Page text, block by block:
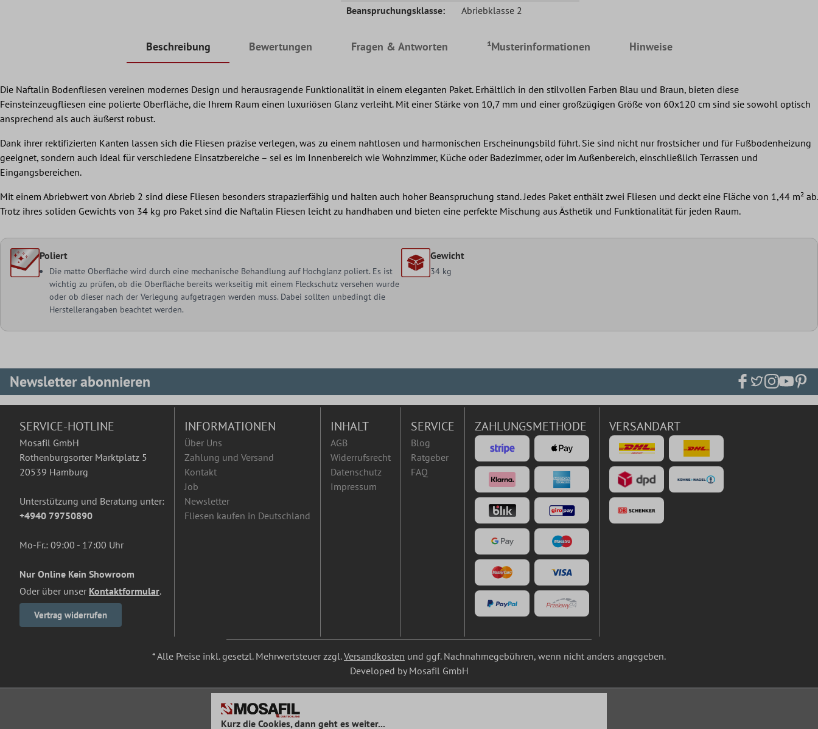
Beanspruchungsklasse:
Abriebklasse 2
Beschreibung Bewertungen Fragen & Antworten ¹Musterinformationen Hinweise
Die Naftalin Bodenfliesen vereinen modernes Design und herausragende Funktionalität in einem eleganten Paket. Erhältlich in den stilvollen Farben Blau und Braun, bieten diese
Feinsteinzeugfliesen eine polierte Oberfläche, die Ihrem Raum einen luxuriösen Glanz verleiht. Mit einer Stärke von 10,7 mm und einer großzügigen Größe von 60x120 cm sind sie sowohl optisch
ansprechend als auch äußerst robust.
Dank ihrer rektifizierten Kanten lassen sich die Fliesen präzise verlegen, was zu einem nahtlosen und harmonischen Erscheinungsbild führt. Sie sind nicht nur frostsicher und für Fußbodenheizung
geeignet, sondern auch ideal für verschiedene Einsatzbereiche – sei es im Innenbereich wie Wohnzimmer, Küche oder Badezimmer, oder im Außenbereich, einschließlich Terrassen und
Eingangsbereichen.
Mit einem Abriebwert von Abrieb 2 sind diese Fliesen besonders strapazierfähig und halten auch hoher Beanspruchung stand. Jedes Paket enthält zwei Fliesen und deckt eine Fläche von 1,44 m² ab.
Trotz ihres soliden Gewichts von 34 kg pro Paket sind die Naftalin Fliesen leicht zu handhaben und bieten eine perfekte Mischung aus Ästhetik und Funktionalität für jeden Raum.
Poliert
Die matte Oberfläche wird durch eine mechanische Behandlung auf Hochglanz poliert. Es ist
wichtig zu prüfen, ob die Oberfläche bereits werkseitig mit einem Fleckschutz versehen wurde
oder ob dieser nach der Verlegung aufgetragen werden muss. Dabei sollten unbedingt die
Herstellerangaben beachtet werden.
Gewicht
34 kg
Newsletter abonnieren
SERVICE-HOTLINE
Mosafil GmbH
Rothenburgsorter Marktplatz 5
20539 Hamburg
Unterstützung und Beratung unter:
+4940 79750890
Mo-Fr.: 09:00 - 17:00 Uhr
Nur Online Kein Showroom
Oder über unser Kontaktformular.
Vertrag widerrufen
INFORMATIONEN
Über Uns
Zahlung und Versand
Kontakt
Job
Newsletter
Fliesen kaufen in Deutschland
INHALT
AGB
Widerrufsrecht
Datenschutz
Impressum
SERVICE
Blog
Ratgeber
FAQ
ZAHLUNGSMETHODE VERSANDART
* Alle Preise inkl. gesetzl. Mehrwertsteuer zzgl.Versandkosten und ggf. Nachnahmegebühren, wenn nicht anders angegeben.
Developed by Mosafil GmbH
Kurz die Cookies, dann geht es weiter...